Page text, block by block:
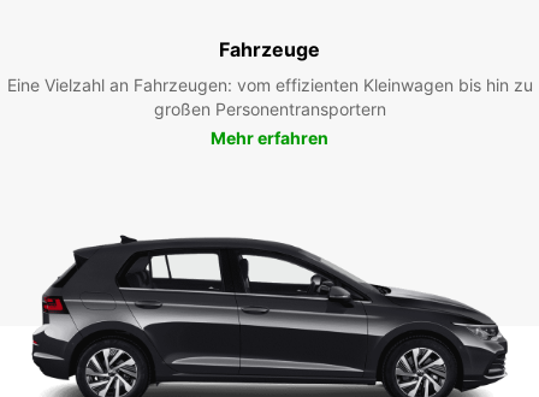
Fahrzeuge
Eine Vielzahl an Fahrzeugen: vom effizienten Kleinwagen bis hin zu
großen Personentransportern
Mehr erfahren